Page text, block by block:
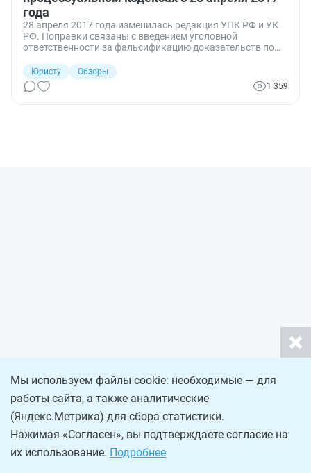
года
28 апреля 2017 года изменилась редакция УПК РФ и УК
РФ. Поправки связаны с введением уголовной
ответственности за фальсификацию доказательств по
адвокатов, выступающих защитниками по уголовным
делам.
Юристу
Обзоры
1 359
Мы используем файлы cookie: необходимые — для
работы сайта, а также аналитические
(Яндекс.Метрика) для сбора статистики.
Нажимая «Согласен», вы подтверждаете согласие на
их использование. Подробнее